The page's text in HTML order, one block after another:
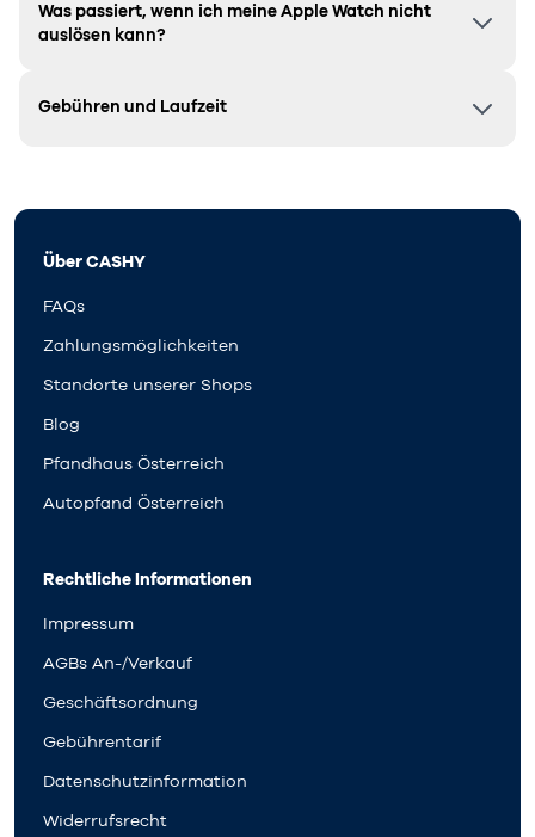
Was passiert, wenn ich meine Apple Watch nicht
auslösen kann?
Gebühren und Laufzeit
Über CASHY
FAQs
Zahlungsmöglichkeiten
Standorte unserer Shops
Blog
Pfandhaus Österreich
Autopfand Österreich
Rechtliche Informationen
Impressum
AGBs An-/Verkauf
Geschäftsordnung
Gebührentarif
Datenschutzinformation
Widerrufsrecht